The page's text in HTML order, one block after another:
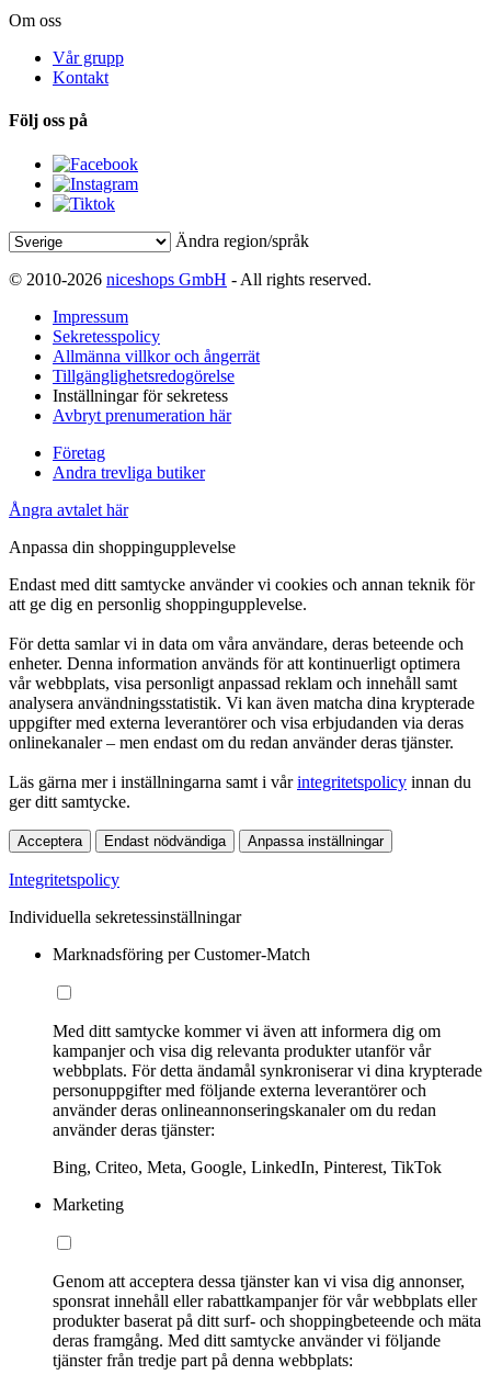
Om oss
Vår grupp
Kontakt
Följ oss på
Ändra region/språk
© 2010-2026 niceshops GmbH - All rights reserved.
Impressum
Sekretesspolicy
Allmänna villkor och ångerrät
Tillgänglighetsredogörelse
Inställningar för sekretess
Avbryt prenumeration här
Företag
Andra trevliga butiker
Ångra avtalet här
Anpassa din shoppingupplevelse
Endast med ditt samtycke använder vi cookies och annan teknik för
att ge dig en personlig shoppingupplevelse.
För detta samlar vi in data om våra användare, deras beteende och
enheter. Denna information används för att kontinuerligt optimera
vår webbplats, visa personligt anpassad reklam och innehåll samt
analysera användningsstatistik. Vi kan även matcha dina krypterade
uppgifter med externa leverantörer och visa erbjudanden via deras
onlinekanaler – men endast om du redan använder deras tjänster.
Läs gärna mer i inställningarna samt i vårintegritetspolicy innan du
ger ditt samtycke.
Acceptera Endast nödvändiga Anpassa inställningar
Integritetspolicy
Individuella sekretessinställningar
Marknadsföring per Customer-Match
Med ditt samtycke kommer vi även att informera dig om
kampanjer och visa dig relevanta produkter utanför vår
webbplats. För detta ändamål synkroniserar vi dina krypterade
personuppgifter med följande externa leverantörer och
använder deras onlineannonseringskanaler om du redan
använder deras tjänster:
Bing, Criteo, Meta, Google, LinkedIn, Pinterest, TikTok
Marketing
Genom att acceptera dessa tjänster kan vi visa dig annonser,
sponsrat innehåll eller rabattkampanjer för vår webbplats eller
produkter baserat på ditt surf- och shoppingbeteende och mäta
deras framgång. Med ditt samtycke använder vi följande
tjänster från tredje part på denna webbplats: